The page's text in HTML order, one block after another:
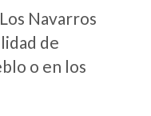
Navarros
de
o en los